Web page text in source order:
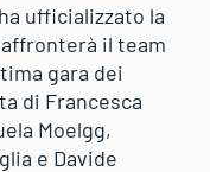
ufficializzato la
il team
gara dei
di Francesca
Moelgg,
e Davide